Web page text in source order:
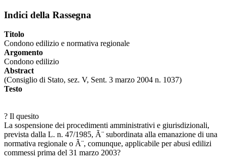
Indici della Rassegna
Titolo
Condono edilizio e normativa regionale
Argomento
Condono edilizio
Abstract
(Consiglio di Stato, sez. V, Sent. 3 marzo 2004 n. 1037)
Testo
? Il quesito
La sospensione dei procedimenti amministrativi e giurisdizionali,
prevista dalla L. n. 47/1985, Ã¨ subordinata alla emanazione di una
normativa regionale o Ã¨, comunque, applicabile per abusi edilizi
commessi prima del 31 marzo 2003?